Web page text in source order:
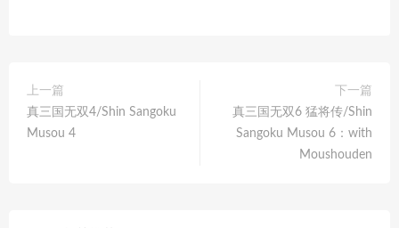
上一篇
真三国无双4/Shin Sangoku
Musou 4
下一篇
真三国无双6 猛将传/Shin
Sangoku Musou 6：with
Moushouden